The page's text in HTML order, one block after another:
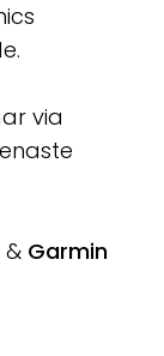
via
& Garmin